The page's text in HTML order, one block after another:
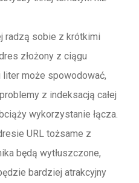
radzą sobie z krótkimi
złożony z ciągu
może spowodować,
z indeksacją całej
wykorzystanie łącza.
URL tożsame z
będą wytłuszczone,
bardziej atrakcyjny